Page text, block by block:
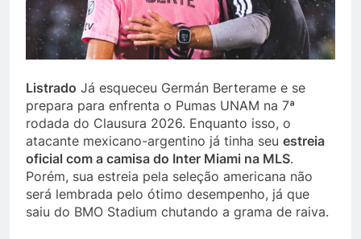
Listrado Já esqueceu Germán Berterame e se
prepara para enfrenta o Pumas UNAM na 7ª
rodada do Clausura 2026. Enquanto isso, o
atacante mexicano-argentino já tinha seu estreia
oficial com a camisa do Inter Miami na MLS.
Porém, sua estreia pela seleção americana não
será lembrada pelo ótimo desempenho, já que
saiu do BMO Stadium chutando a grama de raiva.